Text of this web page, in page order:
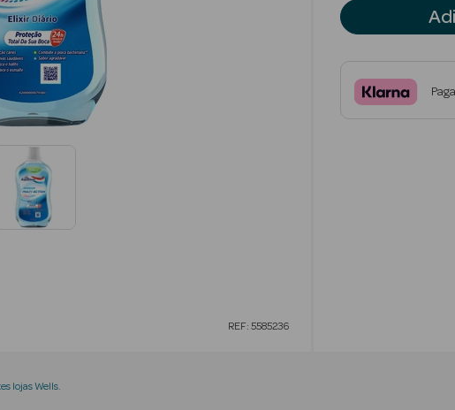
REF: 5585236
lojas Wells.